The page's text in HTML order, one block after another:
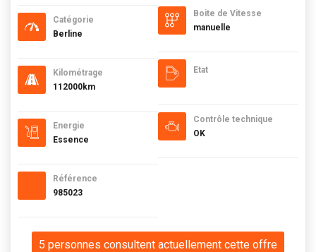
Catégorie
Berline
Kilométrage
112000km
Energie
Essence
Référence
985023
Boite de Vitesse
manuelle
Etat
Contrôle technique
OK
5 personnes consultent actuellement cette offre